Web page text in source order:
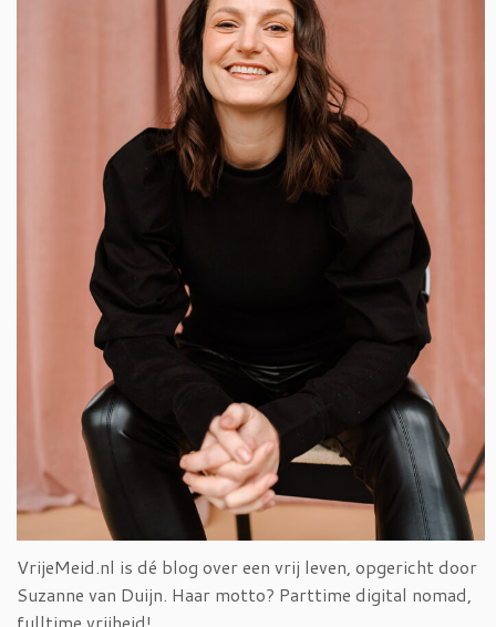
VrijeMeid.nl is dé blog over een vrij leven, opgericht door
Suzanne van Duijn. Haar motto? Parttime digital nomad,